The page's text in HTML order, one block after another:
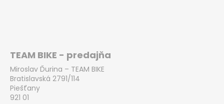
TEAM BIKE - predajňa
Miroslav Ďurina – TEAM BIKE
Bratislavská 2791/114
Piešťany
921 01